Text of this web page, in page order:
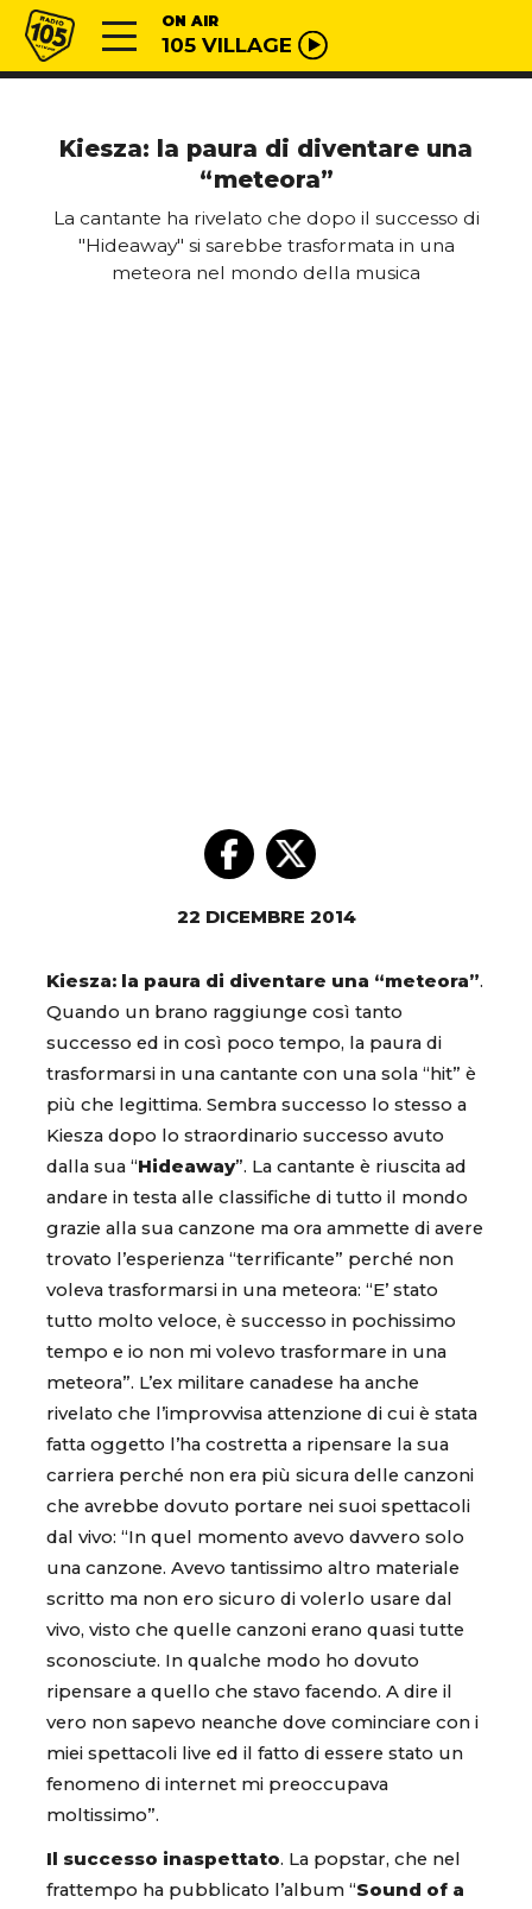
Vai al contenuto
Radio 105 ON AIR
105 VILLAGE
Kiesza: la paura di diventare una
“meteora”
La cantante ha rivelato che dopo il successo di
"Hideaway" si sarebbe trasformata in una
meteora nel mondo della musica
22 DICEMBRE 2014
Kiesza: la paura di diventare una “meteora”.
Quando un brano raggiunge così tanto
successo ed in così poco tempo, la paura di
trasformarsi in una cantante con una sola “hit” è
più che legittima. Sembra successo lo stesso a
Kiesza dopo lo straordinario successo avuto
dalla sua “Hideaway”. La cantante è riuscita ad
andare in testa alle classifiche di tutto il mondo
grazie alla sua canzone ma ora ammette di avere
trovato l’esperienza “terrificante” perché non
voleva trasformarsi in una meteora: “E’ stato
tutto molto veloce, è successo in pochissimo
tempo e io non mi volevo trasformare in una
meteora”. L’ex militare canadese ha anche
rivelato che l’improvvisa attenzione di cui è stata
fatta oggetto l’ha costretta a ripensare la sua
carriera perché non era più sicura delle canzoni
che avrebbe dovuto portare nei suoi spettacoli
dal vivo: “In quel momento avevo davvero solo
una canzone. Avevo tantissimo altro materiale
scritto ma non ero sicuro di volerlo usare dal
vivo, visto che quelle canzoni erano quasi tutte
sconosciute. In qualche modo ho dovuto
ripensare a quello che stavo facendo. A dire il
vero non sapevo neanche dove cominciare con i
miei spettacoli live ed il fatto di essere stato un
fenomeno di internet mi preoccupava
moltissimo”.
Il successo inaspettato. La popstar, che nel
frattempo ha pubblicato l’album “Sound of a